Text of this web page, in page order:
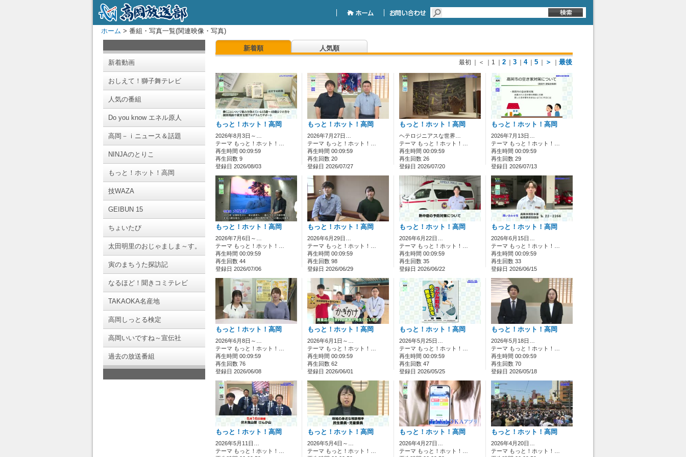
ホーム > 番組・写真一覧(関連映像・写真)
新着動画
おしえて！獅子舞テレビ
人気の番組
Do you know エネル原人
高岡－ｉニュース＆話題
NINJAのとりこ
もっと！ホット！高岡
技WAZA
GEIBUN 15
ちょいたび
太田明里のおじゃましま～す。
寅のまちうた探訪記
なるほど！聞きコミテレビ
TAKAOKA名産地
高岡しっとる検定
高岡いいですね～宣伝社
過去の放送番組
新着順 人気順
最初 ｜＜ ｜1 2 3 4 5 ＞ 最後
もっと！ホット！高岡
2026年8月3日～…
テーマ もっと！ホット！…
再生時間 00:09:59
再生回数 9
登録日 2026/08/03
もっと！ホット！高岡
2026年7月27日…
テーマ もっと！ホット！…
再生時間 00:09:59
再生回数 20
登録日 2026/07/27
もっと！ホット！高岡
ヘテロジニアスな世界…
テーマ もっと！ホット！…
再生時間 00:09:59
再生回数 26
登録日 2026/07/20
もっと！ホット！高岡
2026年7月13日…
テーマ もっと！ホット！…
再生時間 00:09:59
再生回数 29
登録日 2026/07/13
もっと！ホット！高岡
2026年7月6日～…
テーマ もっと！ホット！…
再生時間 00:09:59
再生回数 44
登録日 2026/07/06
もっと！ホット！高岡
2026年6月29日…
テーマ もっと！ホット！…
再生時間 00:09:59
再生回数 98
登録日 2026/06/29
もっと！ホット！高岡
2026年6月22日…
テーマ もっと！ホット！…
再生時間 00:09:59
再生回数 35
登録日 2026/06/22
もっと！ホット！高岡
2026年6月15日…
テーマ もっと！ホット！…
再生時間 00:09:59
再生回数 33
登録日 2026/06/15
もっと！ホット！高岡
2026年6月8日～…
テーマ もっと！ホット！…
再生時間 00:09:59
再生回数 76
登録日 2026/06/08
もっと！ホット！高岡
2026年6月1日～…
テーマ もっと！ホット！…
再生時間 00:09:59
再生回数 62
登録日 2026/06/01
もっと！ホット！高岡
2026年5月25日…
テーマ もっと！ホット！…
再生時間 00:09:59
再生回数 47
登録日 2026/05/25
もっと！ホット！高岡
2026年5月18日…
テーマ もっと！ホット！…
再生時間 00:09:59
再生回数 70
登録日 2026/05/18
もっと！ホット！高岡
2026年5月11日…
テーマ もっと！ホット！…
もっと！ホット！高岡
2026年5月4日～…
テーマ もっと！ホット！…
もっと！ホット！高岡
2026年4月27日…
テーマ もっと！ホット！…
もっと！ホット！高岡
2026年4月20日…
テーマ もっと！ホット！…